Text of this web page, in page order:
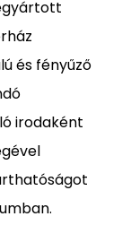
és fényűző
irodaként